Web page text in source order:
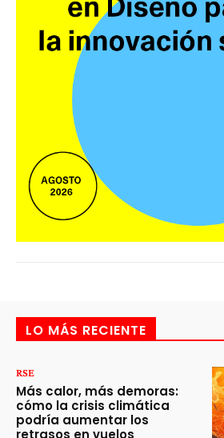
LO MÁS RECIENTE
RSE
Más calor, más demoras:
cómo la crisis climática
podría aumentar los
retrasos en vuelos